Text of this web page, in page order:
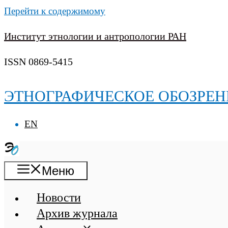
Перейти к содержимому
Институт этнологии и антропологии РАН
ISSN 0869-5415
ЭТНОГРАФИЧЕСКОЕ
EN
Меню
Новости
Архив журнала